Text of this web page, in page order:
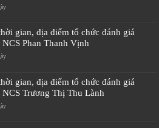
gian, địa điểm tổ chức đánh giá
NCS Phan Thanh Vịnh
gian, địa điểm tổ chức đánh giá
NCS Trương Thị Thu Lành